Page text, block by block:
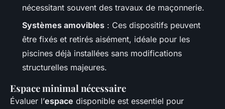
nécessitant souvent des travaux de maçonnerie.
Systèmes amovibles : Ces dispositifs peuvent
être fixés et retirés aisément, idéale pour les
piscines déjà installées sans modifications
structurelles majeures.
Espace minimal nécessaire
Évaluer l’espace disponible est essentiel pour